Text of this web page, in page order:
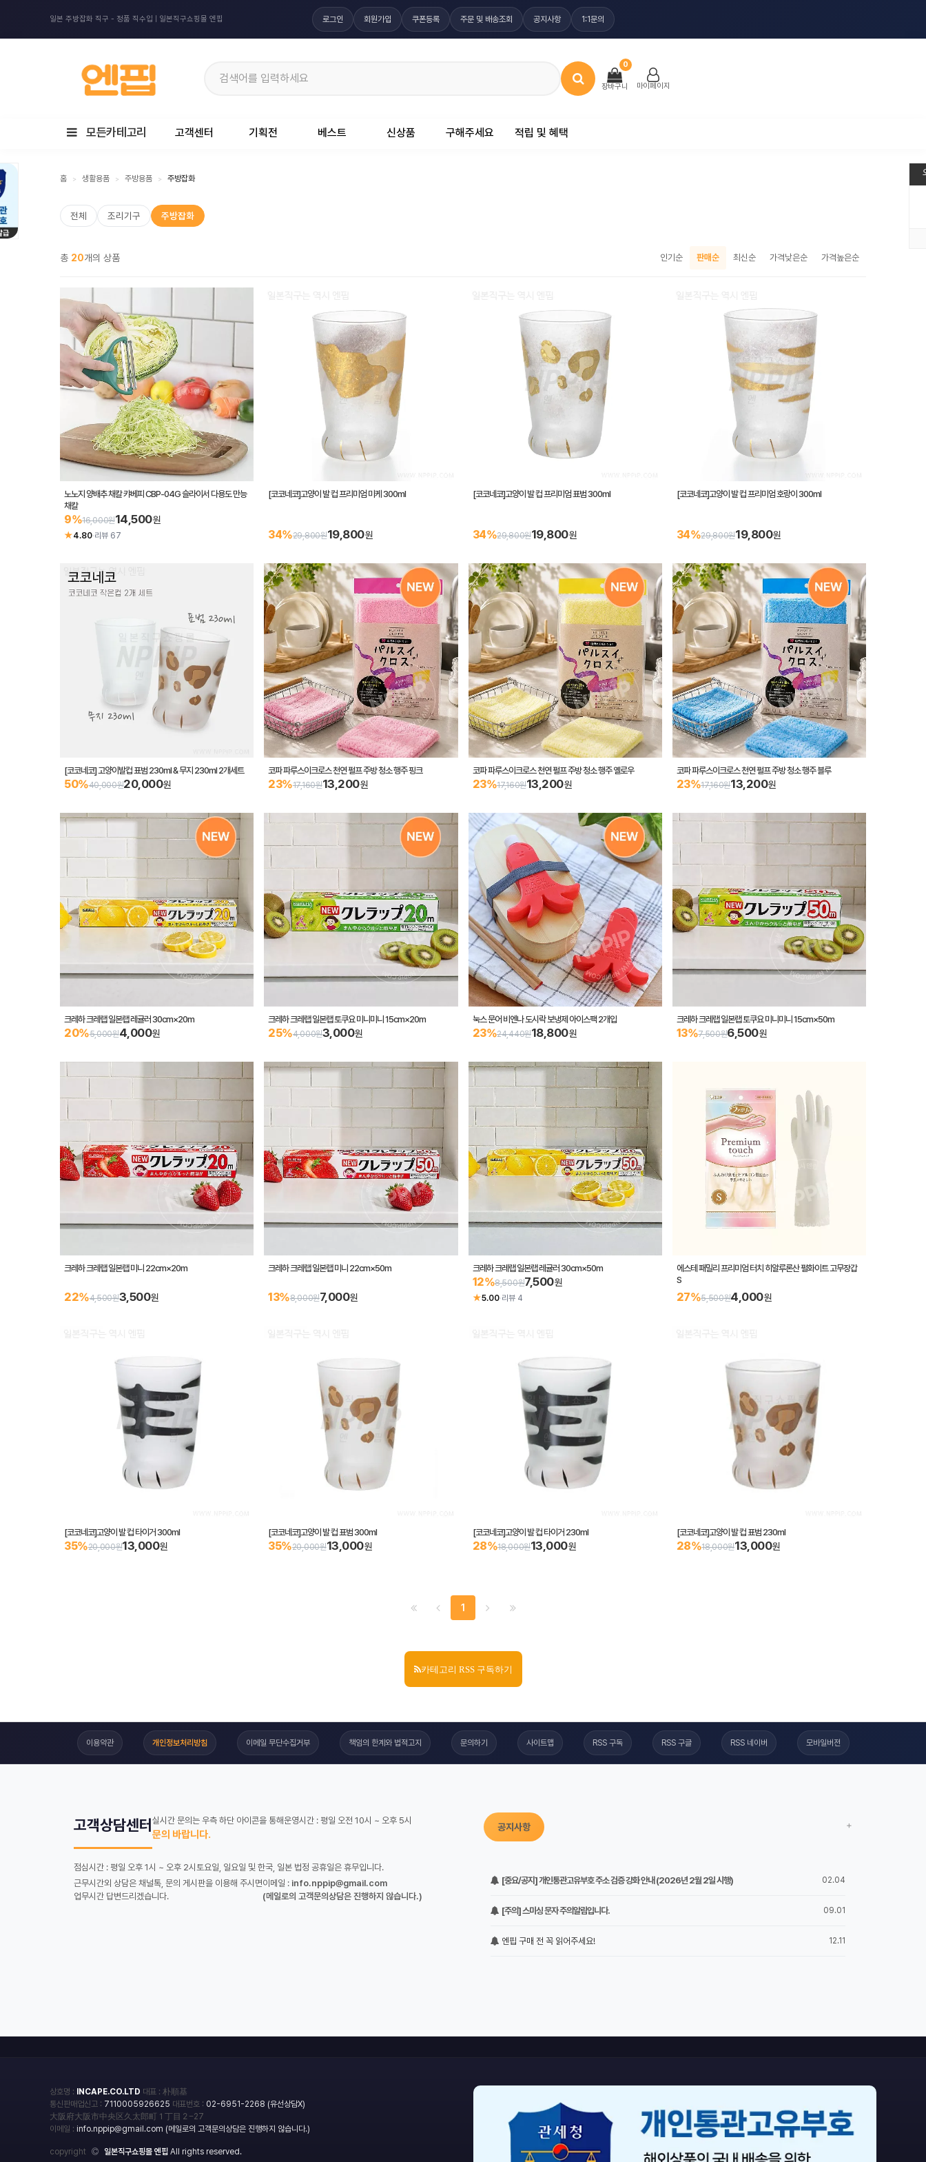
일본 주방잡화 직구 - 정품 직수입 | 일본직구쇼핑몰 엔핍 로그인 회원가입 쿠폰등록 주문 및 배송조회 공지사항 1:1문의
장바구니
0
마이페이지
모든카테고리 고객센터 기획전 베스트 신상품 구해주세요 적립 및 혜택
홈 > 생활용품 > 주방용품 > 주방잡화
전체 조리기구 주방잡화
총 20개의 상품 인기순 판매순 최신순 가격낮은순 가격높은순
노노지 양배추 채칼 캬베피 CBP-04G 슬라이서 다용도 만능
채칼
9%16,000원14,500원
★4.80·리뷰 67
[코코네코]고양이 발 컵 프리미엄 미케 300ml
34%29,800원19,800원
[코코네코]고양이 발 컵 프리미엄 표범 300ml
34%29,800원19,800원
[코코네코]고양이 발 컵 프리미엄 호랑이 300ml
34%29,800원19,800원
[코코네코] 고양이발컵 표범 230ml & 무지 230ml 2개세트
50%40,000원20,000원
코파 파루스이크로스 천연 펄프 주방 청소 행주 핑크
23%17,160원13,200원
코파 파루스이크로스 천연 펄프 주방 청소 행주 옐로우
23%17,160원13,200원
코파 파루스이크로스 천연 펄프 주방 청소 행주 블루
23%17,160원13,200원
크레하 크레랩 일본랩 레귤러 30cm×20m
20%5,000원4,000원
크레하 크레랩 일본랩 토쿠요 미니미니 15cm×20m
25%4,000원3,000원
눅스 문어 비엔나 도시락 보냉제 아이스팩 2개입
23%24,440원18,800원
크레하 크레랩 일본랩 토쿠요 미니미니 15cm×50m
13%7,500원6,500원
크레하 크레랩 일본랩 미니 22cm×20m
22%4,500원3,500원
크레하 크레랩 일본랩 미니 22cm×50m
13%8,000원7,000원
크레하 크레랩 일본랩 레귤러 30cm×50m
12%8,500원7,500원
★5.00·리뷰 4
에스테 패밀리 프리미엄 터치 히알루론산 펄화이트 고무장갑
S
27%5,500원4,000원
[코코네코]고양이 발 컵 타이거 300ml
35%20,000원13,000원
[코코네코]고양이 발 컵 표범 300ml
35%20,000원13,000원
[코코네코]고양이 발 컵 타이거 230ml
28%18,000원13,000원
[코코네코]고양이 발 컵 표범 230ml
28%18,000원13,000원
1
카테고리 RSS 구독하기
이용약관 개인정보처리방침 이메일 무단수집거부 책임의 한계와 법적고지 문의하기 사이트맵 RSS 구독 RSS 구글 RSS 네이버 모바일버전
고객상담센터 실시간 문의는 우측 하단 아이콘을 통해
문의 바랍니다.
운영시간 : 평일 오전 10시 ~ 오후 5시
점심시간 : 평일 오후 1시 ~ 오후 2시 토요일, 일요일 및 한국, 일본 법정 공휴일은 휴무입니다.
근무시간외 상담은 채널톡, 문의 게시판을 이용해 주시면
업무시간 답변드리겠습니다.
이메일 : info.nppip@gmail.com
(메일로의 고객문의상담은 진행하지 않습니다.)
+
공지사항
02.04
[중요/공지] 개인통관고유부호 주소 검증 강화 안내 (2026년 2월 2일 시행)
09.01
[주의] 스미싱 문자 주의알림입니다.
12.11
엔핍 구매 전 꼭 읽어주세요!
상호명 : INCAPE.CO.LTD 대표 : 朴順基
통신판매업신고 : 7110005926625 대표번호 : 02-6951-2268 (유선상담X)
大阪府大阪市中央区久太郎町１丁目２−27
이메일 : info.nppip@gmail.com (메일로의 고객문의상담은 진행하지 않습니다.)
copyright 일본직구쇼핑몰 엔핍 All rights reserved.